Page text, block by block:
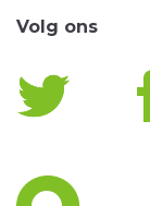
Volg ons